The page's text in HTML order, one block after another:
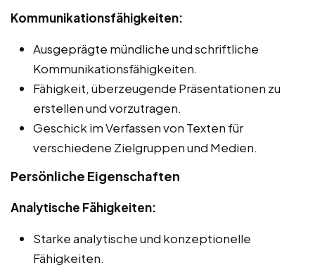
Kommunikationsfähigkeiten:
Ausgeprägte mündliche und schriftliche
Kommunikationsfähigkeiten.
Fähigkeit, überzeugende Präsentationen zu
erstellen und vorzutragen.
Geschick im Verfassen von Texten für
verschiedene Zielgruppen und Medien.
Persönliche Eigenschaften
Analytische Fähigkeiten:
Starke analytische und konzeptionelle
Fähigkeiten.